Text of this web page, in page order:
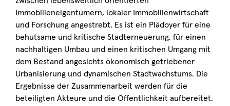
Immobilieneigentümern, lokaler Immobilienwirtschaft
und Forschung angestrebt. Es ist ein Plädoyer für eine
behutsame und kritische Stadterneuerung, für einen
nachhaltigen Umbau und einen kritischen Umgang mit
dem Bestand angesichts ökonomisch getriebener
Urbanisierung und dynamischen Stadtwachstums. Die
Ergebnisse der Zusammenarbeit werden für die
beteiligten Akteure und die Öffentlichkeit aufbereitet.